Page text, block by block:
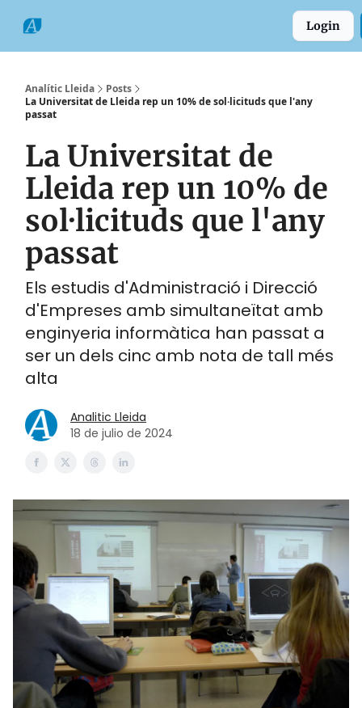
Login
Analític Lleida
Posts
La Universitat de Lleida rep un 10% de sol·licituds que l'any
passat
La Universitat de
Lleida rep un 10% de
sol·licituds que l'any
passat
Els estudis d'Administració i Direcció
d'Empreses amb simultaneïtat amb
enginyeria informàtica han passat a
ser un dels cinc amb nota de tall més
alta
Analitic Lleida
18 de julio de 2024